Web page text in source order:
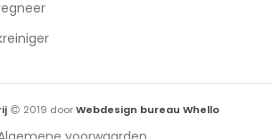
2019 doorWebdesign bureau Whello